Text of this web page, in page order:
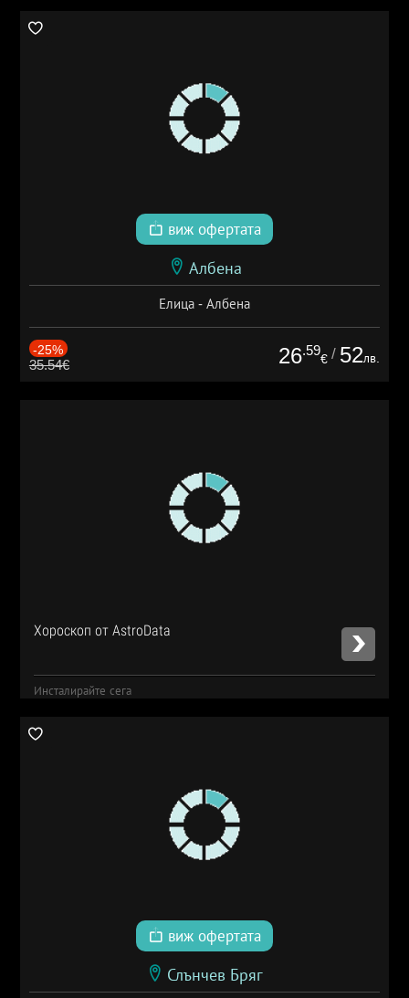
виж офертата
Албена
Елица - Албена
-25%
35.54€ 26.59
€ / 52лв.
Хороскоп от AstroData
Инсталирайте сега
виж офертата
Слънчев Бряг